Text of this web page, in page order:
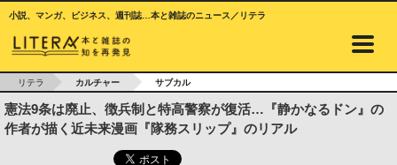
小説、マンガ、ビジネス、週刊誌…本と雑誌のニュース／リテラ
リテラ カルチャー サブカル
憲法9条は廃止、徴兵制と特高警察が復活…『静かなるドン』の
作者が描く近未来漫画『隊務スリップ』のリアル